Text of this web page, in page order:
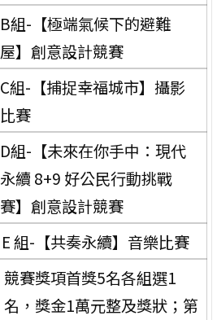
B組-【極端氣候下的避難
屋】創意設計競賽
C組-【捕捉幸福城市】攝影
比賽
D組-【未來在你手中：現代
永續 8+9 好公民行動挑戰
賽】創意設計競賽
E 組-【共奏永續】音樂比賽
競賽獎項首獎5名各組選1
名，獎金1萬元整及獎狀；第